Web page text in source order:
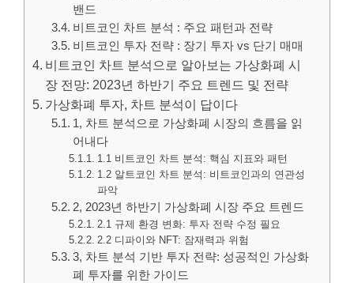
밴드
비트코인 차트 분석 : 주요 패턴과 전략
비트코인 투자 전략 : 장기 투자 vs 단기 매매
비트코인 차트 분석으로 알아보는 가상화폐 시
장 전망: 2023년 하반기 주요 트렌드 및 전략
가상화폐 투자, 차트 분석이 답이다
1, 차트 분석으로 가상화폐 시장의 흐름을 읽
어내다
1.1 비트코인 차트 분석: 핵심 지표와 패턴
1.2 알트코인 차트 분석: 비트코인과의 연관성
파악
2, 2023년 하반기 가상화폐 시장 주요 트렌드
2.1 규제 환경 변화: 투자 전략 수정 필요
2.2 디파이와 NFT: 잠재력과 위험
3, 차트 분석 기반 투자 전략: 성공적인 가상화
폐 투자를 위한 가이드